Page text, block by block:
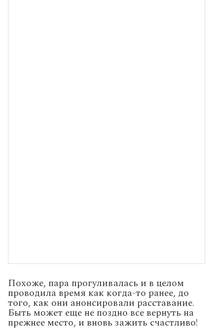
Похоже, пара прогуливалась и в целом
проводила время как когда-то ранее, до
того, как они анонсировали расставание.
Быть может еще не поздно все вернуть на
прежнее место, и вновь зажить счастливо!